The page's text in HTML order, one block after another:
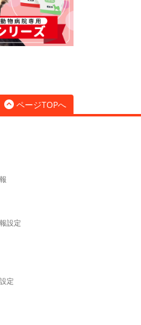
ページTOPへ
設定
定